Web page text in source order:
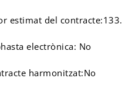
estimat del
electrònica: No
harmonitzat:No